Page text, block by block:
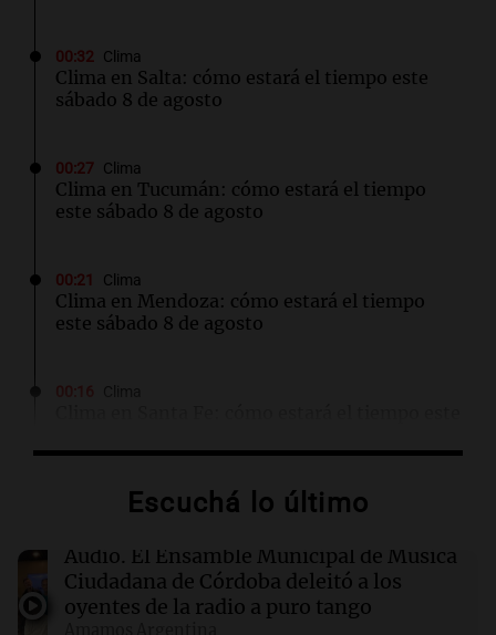
00:32 Clima
Clima en Salta: cómo estará el tiempo este
sábado 8 de agosto
00:27 Clima
Clima en Tucumán: cómo estará el tiempo
este sábado 8 de agosto
00:21 Clima
Clima en Mendoza: cómo estará el tiempo
este sábado 8 de agosto
Clima
sábado 8 de agosto
00:08 La Cadena del Gol
Escuchá lo último
Audio. El Ensamble Municipal de Música
Ciudadana de Córdoba deleitó a los
oyentes de la radio a puro tango